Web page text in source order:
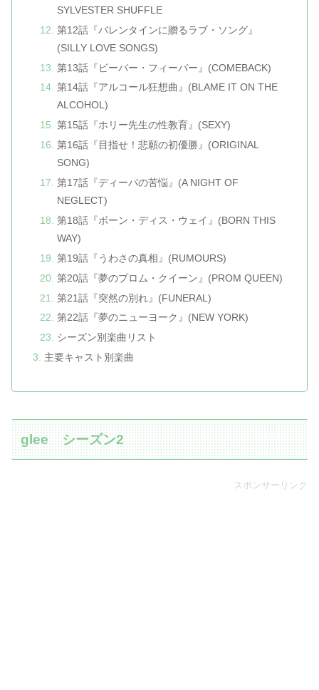
SYLVESTER SHUFFLE
第12話『バレンタインに贈るラブ・ソング』
(SILLY LOVE SONGS)
第13話『ビーバー・フィーバー』(COMEBACK)
第14話『アルコール狂想曲』(BLAME IT ON THE
ALCOHOL)
第15話『ホリー先生の性教育』(SEXY)
第16話『目指せ！悲願の初優勝』(ORIGINAL
SONG)
第17話『ディーバの苦悩』(A NIGHT OF
NEGLECT)
第18話『ボーン・ディス・ウェイ』(BORN THIS
WAY)
第19話『うわさの真相』(RUMOURS)
第20話『夢のプロム・クイーン』(PROM QUEEN)
第21話『突然の別れ』(FUNERAL)
第22話『夢のニューヨーク』(NEW YORK)
シーズン別楽曲リスト
主要キャスト別楽曲
glee シーズン2
スポンサーリンク